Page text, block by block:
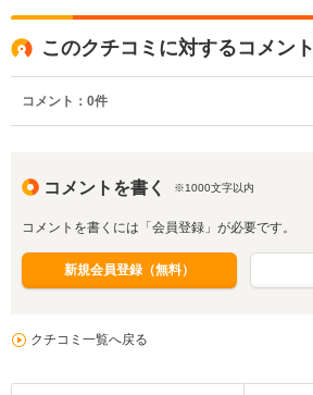
このクチコミに対するコメント
コメント： 0件
コメントを書く ※1000文字以内
コメントを書くには「会員登録」が必要です。
新規会員登録（無料）
クチコミ一覧へ戻る